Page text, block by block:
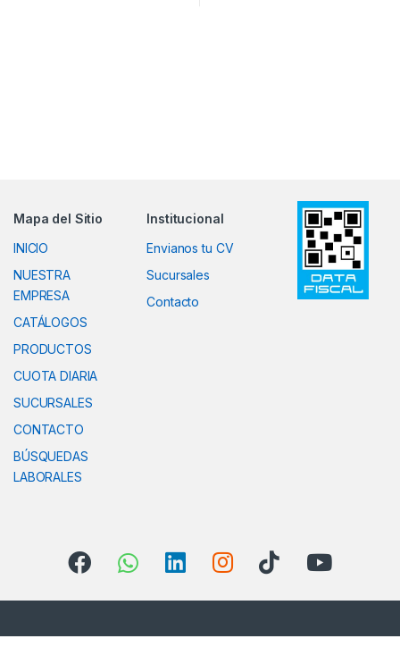
Mapa del Sitio
INICIO
NUESTRA
EMPRESA
CATÁLOGOS
PRODUCTOS
CUOTA DIARIA
SUCURSALES
CONTACTO
BÚSQUEDAS
LABORALES
Institucional
Envianos tu CV
Sucursales
Contacto